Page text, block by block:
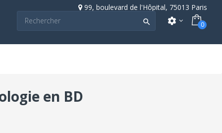
99, boulevard de l'Hôpital, 75013 Paris
 settings 0
en BD